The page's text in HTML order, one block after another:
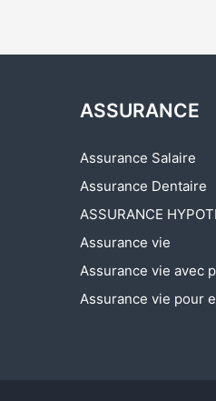
ASSURANCE
Assurance Salaire
Assurance Dentaire
ASSURANCE
Assurance vie
Assurance vie avec
Assurance vie pour